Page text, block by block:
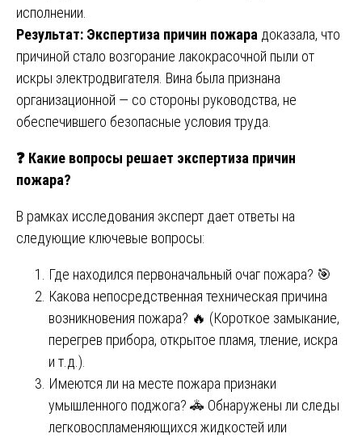
исполнении.
Результат: Экспертиза причин пожара доказала, что
причиной стало возгорание лакокрасочной пыли от
искры электродвигателя. Вина была признана
организационной — со стороны руководства, не
обеспечившего безопасные условия труда.
❓ Какие вопросы решает экспертиза причин
пожара?
В рамках исследования эксперт дает ответы на
следующие ключевые вопросы:
Где находился первоначальный очаг пожара? 🎯
Какова непосредственная техническая причина
возникновения пожара? 🔥 (Короткое замыкание,
перегрев прибора, открытое пламя, тление, искра
и т.д.).
Имеются ли на месте пожара признаки
умышленного поджога? 🚓 Обнаружены ли следы
легковоспламеняющихся жидкостей или